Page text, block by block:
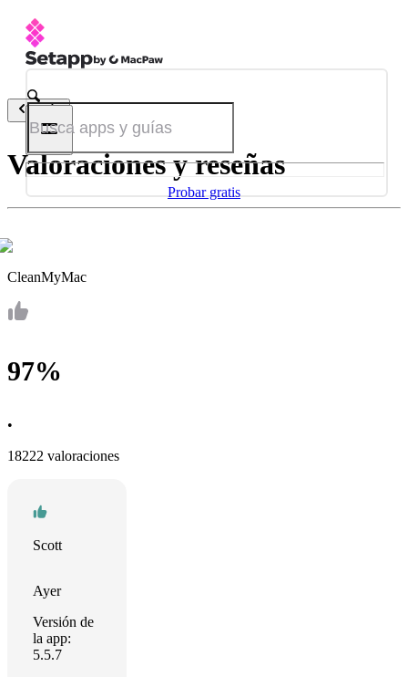
Probar gratis
Atrás
Valoraciones y reseñas
CleanMyMac
97%
•
18222 valoraciones
Scott
Ayer
Versión de
la app:
5.5.7